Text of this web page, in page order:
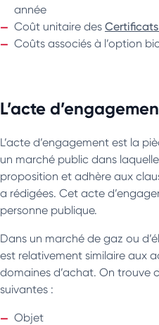
année
Coût unitaire des Certificats
Coûts associés à l’option
L’acte
L’acte d’engagement est la
un marché public dans
proposition et adhère aux
a rédigées. Cet acte
personne publique.
Dans un marché de gaz ou
est relativement similaire aux
domaines d’achat. On trouve
suivantes :
Objet